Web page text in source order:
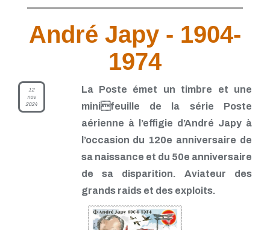
André Japy - 1904-
1974
12
nov.
2024
La Poste émet un timbre et une
minifeuille de la série Poste
aérienne à l’effigie d’André Japy à
l’occasion du 120e anniversaire de
sa naissance et du 50e anniversaire
de sa disparition. Aviateur des
grands raids et des exploits.